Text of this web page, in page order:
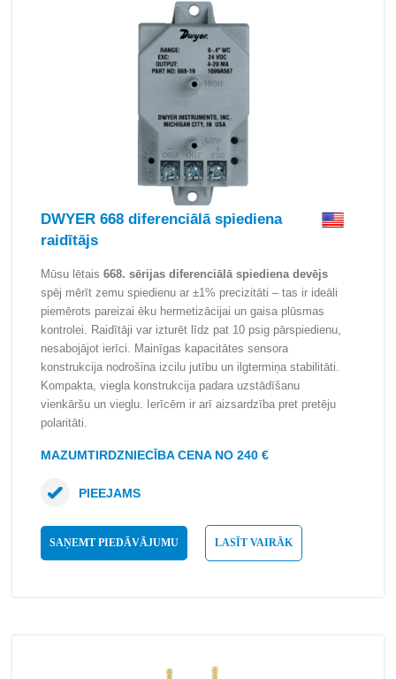
DWYER 668 diferenciālā spiediena
raidītājs
Mūsu lētais 668. sērijas diferenciālā spiediena devējs
spēj mērīt zemu spiedienu ar ±1% precizitāti – tas ir ideāli
piemērots pareizai ēku hermetizācijai un gaisa plūsmas
kontrolei. Raidītāji var izturēt līdz pat 10 psig pārspiedienu,
nesabojājot ierīci. Mainīgas kapacitātes sensora
konstrukcija nodrošina izcilu jutību un ilgtermiņa stabilitāti.
Kompakta, viegla konstrukcija padara uzstādīšanu
vienkāršu un vieglu. Ierīcēm ir arī aizsardzība pret pretēju
polaritāti.
MAZUMTIRDZNIECĪBA CENA NO 240 €
SAŅEMT PIEDĀVĀJUMU LASĪT VAIRĀK
PIEEJAMS